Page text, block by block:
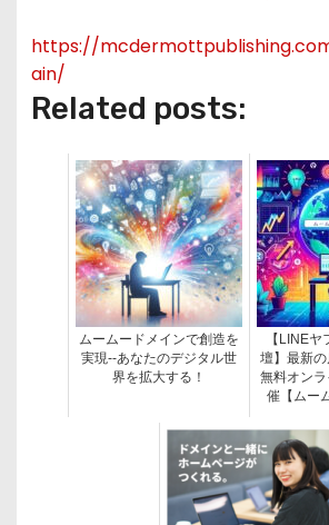
https://
ain/
Related posts:
ムームードメインで創造を
実現--あなたのデジタル世
界を拡大する！
【LINE
壇】最新の
無料オン
催【ムー